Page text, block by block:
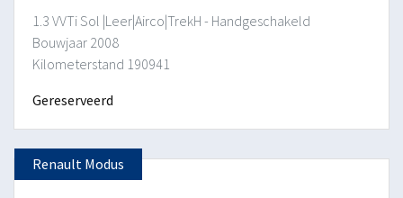
1.3 VVTi Sol |Leer|Airco|TrekH - Handgeschakeld
Bouwjaar 2008
Kilometerstand 190941
Gereserveerd
Renault Modus